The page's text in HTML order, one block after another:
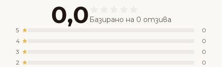
0,0 Базирано на 0 отзива
5
0
4
0
3
0
2
0